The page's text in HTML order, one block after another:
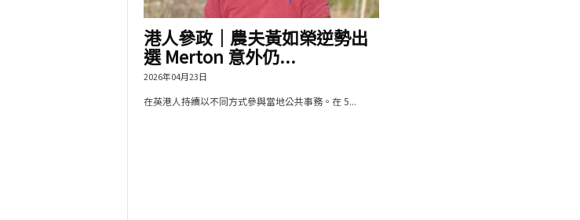
港人參政｜農夫黃如榮逆勢出
選 Merton 意外仍...
2026年04月23日
在英港人持續以不同方式參與當地公共事務。在 5...